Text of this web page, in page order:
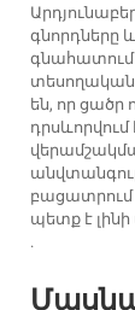
գնորդները
գնահատում
են, որ
բացատրում
պետք է
.